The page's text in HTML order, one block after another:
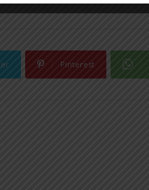
Pinterest